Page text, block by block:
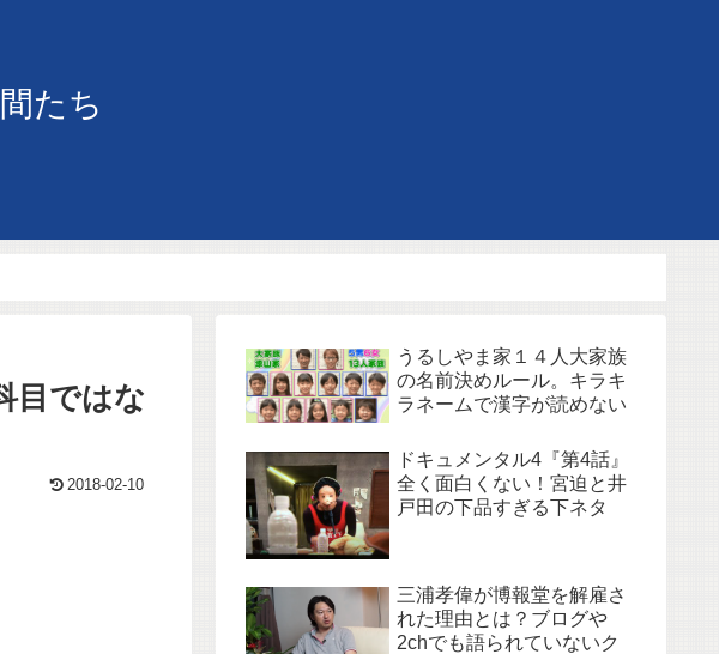
たち
目ではな
2018-02-10
うるしやま家１４人大家族
の名前決めルール。キラキ
ラネームで漢字が読めない
ドキュメンタル4『第4話』
全く面白くない！宮迫と井
戸田の下品すぎる下ネタ
三浦孝偉が博報堂を解雇さ
れた理由とは？ブログや
2chでも語られていないク